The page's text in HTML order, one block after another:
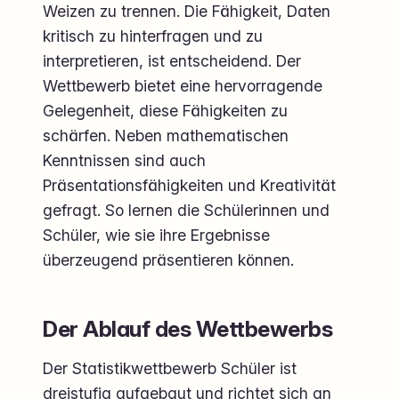
Weizen zu trennen. Die Fähigkeit, Daten
kritisch zu hinterfragen und zu
interpretieren, ist entscheidend. Der
Wettbewerb bietet eine hervorragende
Gelegenheit, diese Fähigkeiten zu
schärfen. Neben mathematischen
Kenntnissen sind auch
Präsentationsfähigkeiten und Kreativität
gefragt. So lernen die Schülerinnen und
Schüler, wie sie ihre Ergebnisse
überzeugend präsentieren können.
Der Ablauf des Wettbewerbs
Der Statistikwettbewerb Schüler ist
dreistufig aufgebaut und richtet sich an